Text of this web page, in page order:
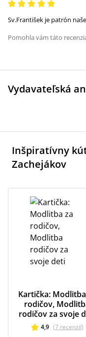
Sv.František je patrón
Pomohla vám táto
Vydavateľská
Inšpiratívny
Zachejákov
Kartička:
rodičov,
rodičov za svoje
4,9 (7 recenzií)